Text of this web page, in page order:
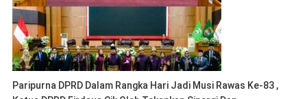
Paripurna DPRD Dalam Rangka Hari Jadi Musi Rawas Ke-83 ,